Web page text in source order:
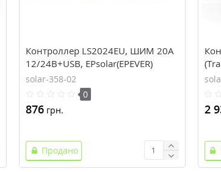
Контроллер LS2024EU, ШИМ 20А
12/24В+USB, EPsolar(EPEVER)
solar-358-02
0
876 грн.
Продано
2